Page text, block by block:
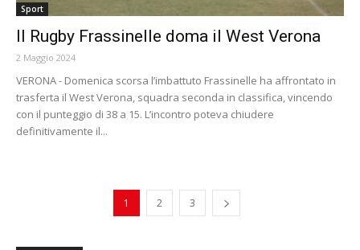
Sport
Il Rugby Frassinelle doma il West Verona
2 Maggio 2024
VERONA - Domenica scorsa l’imbattuto Frassinelle ha affrontato in
trasferta il West Verona, squadra seconda in classifica, vincendo
con il punteggio di 38 a 15. L’incontro poteva chiudere
definitivamente il...
1 2 3